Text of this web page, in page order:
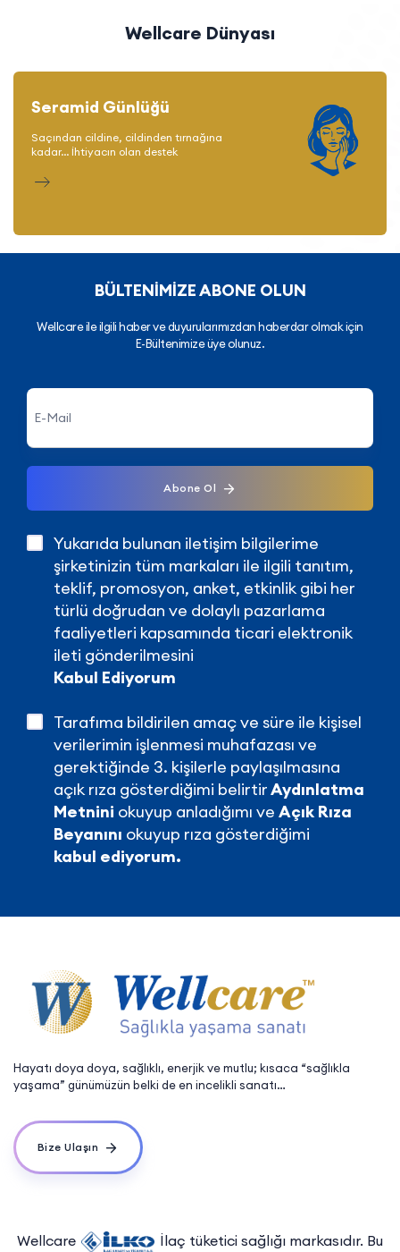
Wellcare Dünyası
Seramid Günlüğü
Saçından cildine, cildinden tırnağına
kadar... İhtiyacın olan destek
BÜLTENİMİZE ABONE OLUN
Wellcare ile ilgili haber ve duyurularımızdan haberdar olmak için
E-Bültenimize üye olunuz.
Abone Ol
Yukarıda bulunan iletişim bilgilerime
şirketinizin tüm markaları ile ilgili tanıtım,
teklif, promosyon, anket, etkinlik gibi her
türlü doğrudan ve dolaylı pazarlama
faaliyetleri kapsamında ticari elektronik
ileti gönderilmesini
Kabul Ediyorum
Tarafıma bildirilen amaç ve süre ile kişisel
verilerimin işlenmesi muhafazası ve
gerektiğinde 3. kişilerle paylaşılmasına
açık rıza gösterdiğimi belirtirAydınlatma
Metnini okuyup anladığımı ve Açık Rıza
Beyanını okuyup rıza gösterdiğimi
kabul ediyorum.
Hayatı doya doya, sağlıklı, enerjik ve mutlu; kısaca “sağlıkla
yaşama” günümüzün belki de en incelikli sanatı…
Bize Ulaşın
Wellcare İlaç tüketici sağlığı markasıdır. Bu